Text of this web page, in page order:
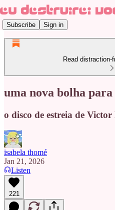
Subscribe Sign in
Read
uma nova bolha
o disco de estreia de
isabela thomé
Jan 21, 2026
Listen
221